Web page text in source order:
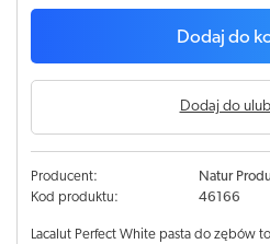
Dodaj do
Dodaj do
Producent:
Natur
Kod produktu:
46166
Lacalut Perfect White pasta do zębów